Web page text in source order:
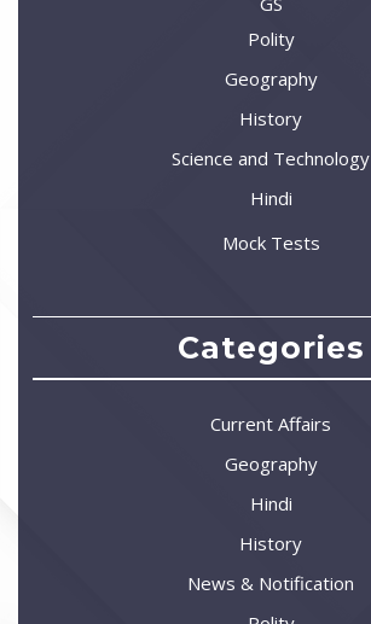
Polity
Geography
History
Science and Technology
Hindi
Mock Tests
Categories
Current Affairs
Geography
Hindi
History
News & Notification